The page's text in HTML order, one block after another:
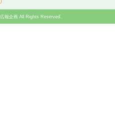
報企画 All Rights Reserved.